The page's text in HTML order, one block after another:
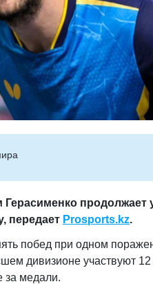
продолжает
передает Prosports.kz.
побед при одном
дивизионе участвуют 12
за медали.